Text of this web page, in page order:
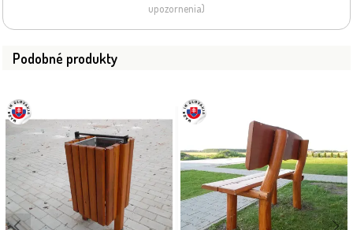
upozornenia)
Podobné produkty